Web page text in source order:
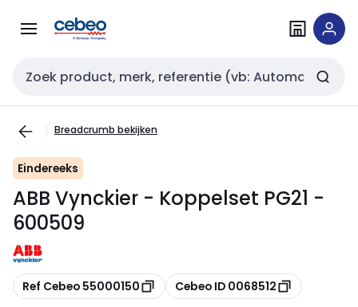
naar
naar
Zoekveld invoer
Breadcrumb bekijken
Eindereeks
ABB Vynckier - Koppelset PG21 -
600509
Kopiëren
Ref Cebeo 55000150 Kopiëren
Cebeo ID 0068512